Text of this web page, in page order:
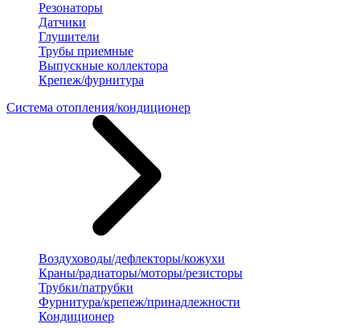
Резонаторы
Датчики
Глушители
Трубы приемные
Выпускные коллектора
Крепеж/фурнитура
Система отопления/кондиционер
Воздуховоды/дефлекторы/кожухи
Краны/радиаторы/моторы/резисторы
Трубки/патрубки
Фурнитура/крепеж/принадлежности
Кондиционер